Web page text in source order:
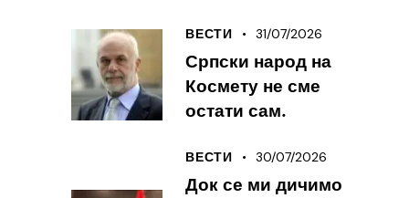
ВЕСТИ 31/07/2026
Српски народ на
Космету не сме
остати сам.
ВЕСТИ 30/07/2026
Док се ми дичимо